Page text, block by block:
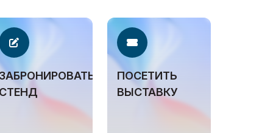
ЗАБРОНИРОВАТЬ
СТЕНД
ПОСЕТИТЬ
ВЫСТАВКУ